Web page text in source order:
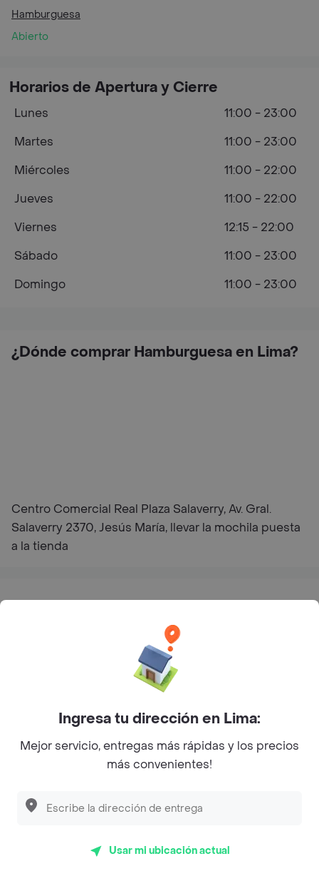
Hamburguesa
Abierto
¿Dónde comprar Hamburguesa en Lima?
Centro Comercial Real Plaza Salaverry, Av. Gral.
Salaverry 2370, Jesús María, llevar la mochila puesta
a la tienda
Horarios de Apertura y Cierre
Lunes
11:00 - 23:00
Martes
11:00 - 23:00
Miércoles
11:00 - 22:00
Jueves
11:00 - 22:00
Viernes
12:15 - 22:00
Sábado
11:00 - 23:00
Domingo
11:00 - 23:00
Calificaciones y opiniones Bembos
5
4
3
1
Preguntas frecuentes
¿Bembos hace delivery?
¿Cuál es la dirección de Bembos?
Ingresa tu dirección en Lima:
Mejor servicio, entregas más rápidas y los precios
más convenientes!
Usar mi ubicación actual